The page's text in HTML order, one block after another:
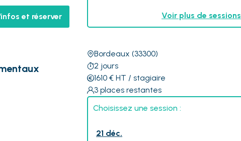
et réserver Voir plus de sessions
Bordeaux (33300)
2 jours
1610€ HT / stagiaire
3 places restantes
Choisissez une session :
21 déc.